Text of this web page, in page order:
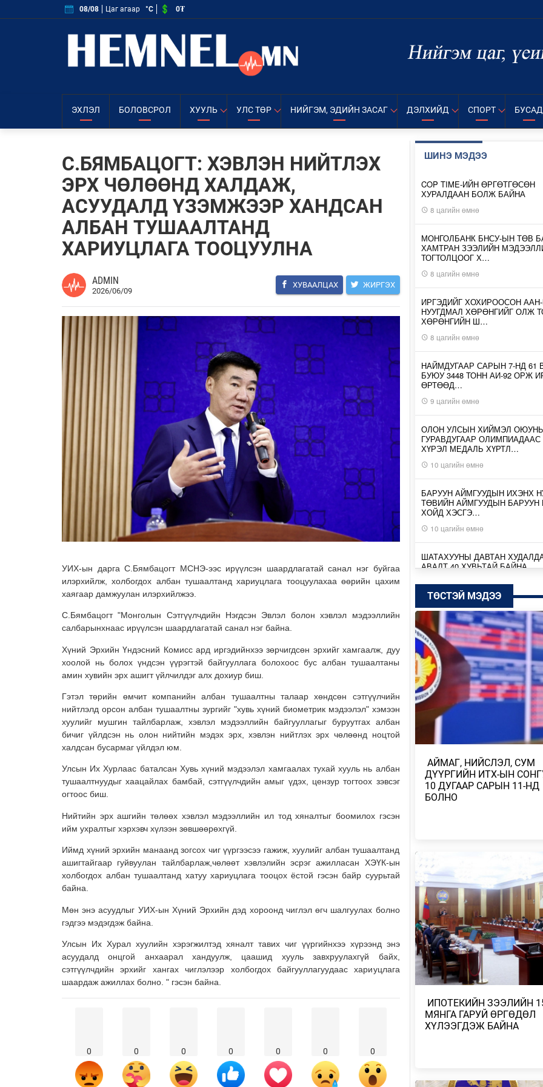
08/08 Цаг агаар °C 0₮
ЭХЛЭЛ БОЛОВСРОЛ ХУУЛЬ УЛС ТӨР НИЙГЭМ, ЭДИЙН ЗАСАГ ДЭЛХИЙД СПОРТ БУСАД
C.БЯМБАЦОГТ: ХЭВЛЭН НИЙТЛЭХ
ЭРХ ЧӨЛӨӨНД ХАЛДАЖ,
АСУУДАЛД ҮЗЭМЖЭЭР ХАНДСАН
АЛБАН ТУШААЛТАНД
ХАРИУЦЛАГА ТООЦУУЛНА
ADMIN
2026/06/09
ХУВААЛЦАХ ЖИРГЭХ
УИХ-ын дарга С.Бямбацогт МСНЭ-ээс ирүүлсэн шаардлагатай санал нэг буйгаа
илэрхийлж, холбогдох албан тушаалтанд хариуцлага тооцуулахаа өөрийн цахим
хаягаар дамжуулан илэрхийлжээ.
С.Бямбацогт "Монголын Сэтгүүлчдийн Нэгдсэн Эвлэл болон хэвлэл мэдээллийн
салбарынхнаас ирүүлсэн шаардлагатай санал нэг байна.
Хүний Эрхийн Үндэсний Комисс ард иргэдийнхээ зөрчигдсөн эрхийг хамгаалж, дуу
хоолой нь болох үндсэн үүрэгтэй байгууллага болохоос бус албан тушаалтаны
амин хувийн эрх ашигт үйлчилдэг алх дохиур биш.
Гэтэл төрийн өмчит компанийн албан тушаалтны талаар хөндсөн сэтгүүлчийн
нийтлэлд орсон албан тушаалтны зургийг "хувь хүний биометрик мэдээлэл" хэмээн
хуулийг мушгин тайлбарлаж, хэвлэл мэдээллийн байгууллагыг буруутгах албан
бичиг үйлдсэн нь олон нийтийн мэдэх эрх, хэвлэн нийтлэх эрх чөлөөнд ноцтой
халдсан бусармаг үйлдэл юм.
Улсын Их Хурлаас баталсан Хувь хүний мэдээлэл хамгаалах тухай хууль нь албан
тушаалтнуудыг хаацайлах бамбай, сэтгүүлчдийн амыг үдэх, цензур тогтоох зэвсэг
огтоос биш.
Нийтийн эрх ашгийн төлөөх хэвлэл мэдээллийн ил тод хяналтыг боомилох гэсэн
ийм ухралтыг хэрхэвч хүлээн зөвшөөрөхгүй.
Иймд хүний эрхийн манаанд зогсох чиг үүргээсээ гажиж, хуулийг албан тушаалтанд
ашигтайгаар гуйвуулан тайлбарлаж,чөлөөт хэвлэлийн эсрэг ажилласан ХЭҮК-ын
холбогдох албан тушаалтанд хатуу хариуцлага тооцох ёстой гэсэн байр суурьтай
байна.
Мөн энэ асуудлыг УИХ-ын Хүний Эрхийн дэд хороонд чиглэл өгч шалгуулах болно
гэдгээ мэдэгдэж байна.
Улсын Их Хурал хуулийн хэрэгжилтэд хяналт тавих чиг үүргийнхээ хүрээнд энэ
асуудалд онцгой анхаарал хандуулж, цаашид хууль завхруулахгүй байх,
сэтгүүлчдийн эрхийг хангах чиглэлээр холбогдох байгууллагуудаас хариуцлага
шаардаж ажиллах болно. " гэсэн байна.
0 0 0 0 0 0 0
ШИНЭ МЭДЭЭ
COP TIME-ИЙН ӨРГӨТГӨСӨН
ХУРАЛДААН БОЛЖ БАЙНА
8 цагийн өмнө
МОНГОЛБАНК БНСУ-ЫН ТӨВ
ХАМТРАН ЗЭЭЛИЙН
ТОГТОЛЦООГ Х…
8 цагийн өмнө
ИРГЭДИЙГ ХОХИРООСОН
НУУГДМАЛ ХӨРӨНГИЙГ ОЛЖ
ХӨРӨНГИЙН Ш…
8 цагийн өмнө
НАЙМДУГААР САРЫН 7-НД 61
БУЮУ 3448 ТОНН АИ-92 ОРЖ
ӨРТӨӨД…
9 цагийн өмнө
ОЛОН УЛСЫН ХИЙМЭЛ
ГУРАВДУГААР
ХҮРЭЛ МЕДАЛЬ ХҮРТЛ…
10 цагийн өмнө
БАРУУН АЙМГУУДЫН ИХЭНХ
ТӨВИЙН АЙМГУУДЫН БАРУУН
ХОЙД ХЭСГЭ…
10 цагийн өмнө
ШАТАХУУНЫ ДАВТАН
АВАЛТ 40 ХУВЬТАЙ БАЙНА
Өчигдөр
SENZU+S1MPLE НИЙЛЭЭД
ДОЛЛАРЫН ҮНЭ ХҮРЭВ
Өчигдөр
БАТБААТАРЫН ХУЛАН ЖЮҮ
ДЭЛХИЙН АВАРГА БОЛЖ, ТҮҮХ
БҮТЭЭЛЭЭ
Өчигдөр
ТӨСВИЙН БАЙНГЫН ХОРОО 67
АСУУДАЛ ХЭЛЭЛЦЭЖ,
ТӨСВИЙН ТАЛААРХ …
Өчигдөр
МОНГОЛБАНК КОЙН ИНВЕСТ
КОМПАНИТАЙ ДУРСГАЛЫН
МИАТ ТӨХК БОИНГ
ХАМТЫН АЖИЛЛАГААГАА
ӨРГӨЖҮҮЛНЭ
Өчигдөр
МОНГОЛ-АЛТАЙ, ХӨВСГӨЛИЙН
УУЛАРХАГ НУТАГ, УВС
ХОТГОР, ИДЭР, ТЭС,…
Өчигдөр
МОНГОЛ-АЛТАЙ, ХӨВСГӨЛИЙН
ДАРЬГАНГЫН ТАЛ НУТГААР…
2026/08/06
2026/08/05
ТӨСТЭЙ МЭДЭЭ
​ АЙМАГ, НИЙСЛЭЛ, СУМ
ДҮҮРГИЙН ИТХ-ЫН
10 ДУГААР САРЫН 11-НД
БОЛНО
ИПОТЕКИЙН ЗЭЭЛИЙН
МЯНГА ГАРУЙ ӨРГӨДӨЛ
ХҮЛЭЭГДЭЖ БАЙНА